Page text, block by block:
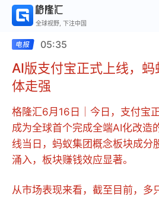
全球视野, 下注中国
05:35
AI版支付宝正式上线，
体走强
格隆汇6月16日｜今日，支付宝
成为全球首个完成全端AI化改造
线当日，蚂蚁集团概念板块成分
涌入，板块赚钱效应显著。
从市场表现来看，截至目前，多